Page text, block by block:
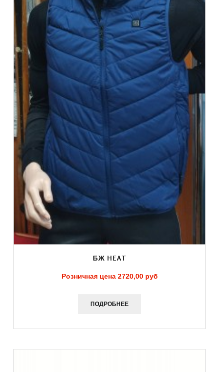
БЖ HEAT
Розничная цена 2720,00 руб
ПОДРОБНЕЕ